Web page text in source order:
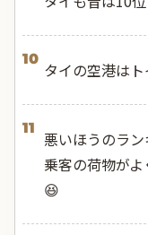
10
タイの空港は
11
悪いほうのラン
乗客の荷物が
😆